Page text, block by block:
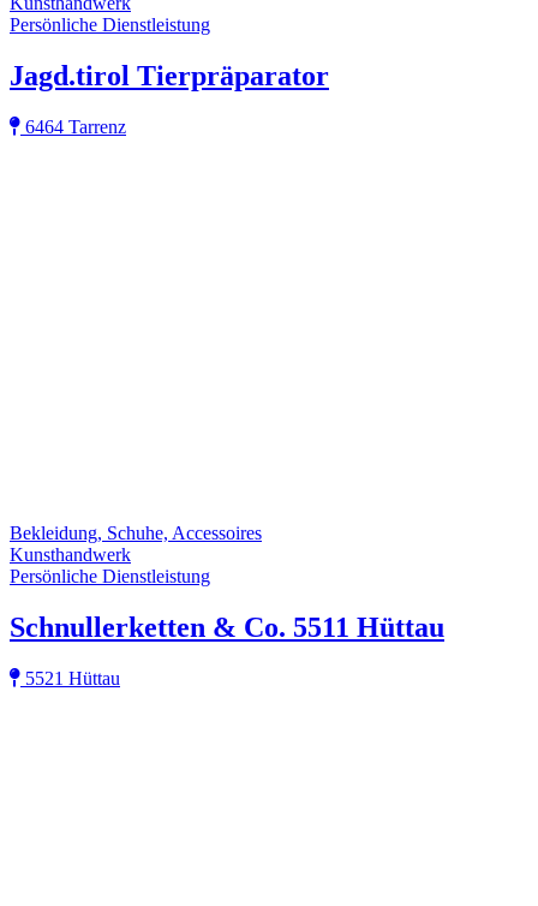
Persönliche Dienstleistung
Jagd.tirol Tierpräparator
6464 Tarrenz
Bekleidung, Schuhe, Accessoires
Kunsthandwerk
Persönliche Dienstleistung
Schnullerketten & Co. 5511 Hüttau
5521 Hüttau